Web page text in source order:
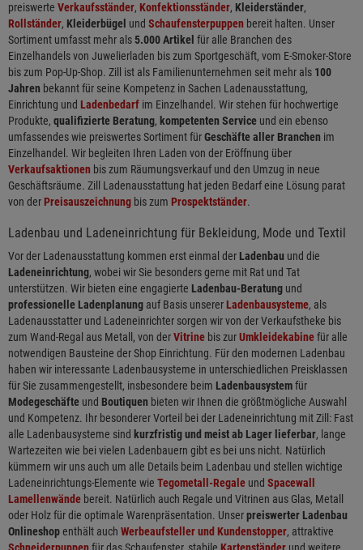
preiswerte Verkaufsständer, Konfektionsständer, Kleiderständer,
Rollständer, Kleiderbügel und Schaufensterpuppen bereit halten. Unser
Sortiment umfasst mehr als5.000 Artikel für alle Branchen des
Einzelhandels von Juwelierladen bis zum Sportgeschäft, vom E-Smoker-Store
bis zum Pop-Up-Shop. Zill ist als Familienunternehmen seit mehr als 100
Jahren bekannt für seine Kompetenz in Sachen Ladenausstattung,
Einrichtung und Ladenbedarf im Einzelhandel. Wir stehen für hochwertige
Produkte, qualifizierte Beratung, kompetenten Service und ein ebenso
umfassendes wie preiswertes Sortiment fürGeschäfte aller Branchen im
Einzelhandel. Wir begleiten Ihren Laden von der Eröffnung über
Verkaufsaktionen bis zum Räumungsverkauf und den Umzug in neue
Geschäftsräume. Zill Ladenausstattung hat jeden Bedarf eine Lösung parat
von derPreisauszeichnung bis zum Prospektständer.
Ladenbau und Ladeneinrichtung für Bekleidung, Mode und Textil
Vor der Ladenausstattung kommen erst einmal der Ladenbau und die
Ladeneinrichtung, wobei wir Sie besonders gerne mit Rat und Tat
unterstützen. Wir bieten eine engagierte Ladenbau-Beratung und
professionelle Ladenplanung auf Basis unsererLadenbausysteme, als
Ladenausstatter und Ladeneinrichter sorgen wir von der Verkaufstheke bis
zum Wand-Regal aus Metall, von derVitrine bis zurUmkleidekabinefür alle
notwendigen Bausteine der Shop Einrichtung. Für den modernen Ladenbau
haben wir interessante Ladenbausysteme in unterschiedlichen Preisklassen
für Sie zusammengestellt, insbesondere beim Ladenbausystemfür
Modegeschäfte und Boutiquen bieten wir Ihnen die größtmögliche Auswahl
und Kompetenz. Ihr besonderer Vorteil bei der Ladeneinrichtung mit Zill: Fast
alle Ladenbausysteme sind kurzfristig und meist ab Lager lieferbar, lange
Wartezeiten wie bei vielen Ladenbauern gibt es bei uns nicht. Natürlich
kümmern wir uns auch um alle Details beim Ladenbau und stellen wichtige
Ladeneinrichtungs-Elemente wie Tegometall-Regale und Spacewall
Lamellenwände bereit. Natürlich auch Regale und Vitrinen aus Glas, Metall
oder Holz für die optimale Warenpräsentation. Unserpreiswerter Ladenbau
Onlineshopenthält auch Werbeaufsteller und Kundenstopper, attraktive